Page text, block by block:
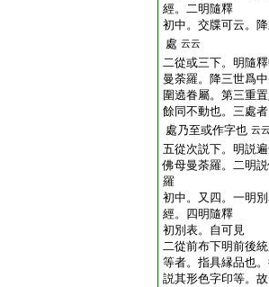
經。二明隨釋
初中。交牒可云。
處 云云
二從或三下。明隨
曼荼羅。降三世爲
圍遶眷屬。第三重
餘同不動也。三處
處乃至或作字也 云
五從次説下。明説
佛母曼荼羅。二明
羅
初中。又四。一明
經。四明隨釋
初別表。自可見
二從前布下明前後
等者。指具縁品也
説其形色字印等。